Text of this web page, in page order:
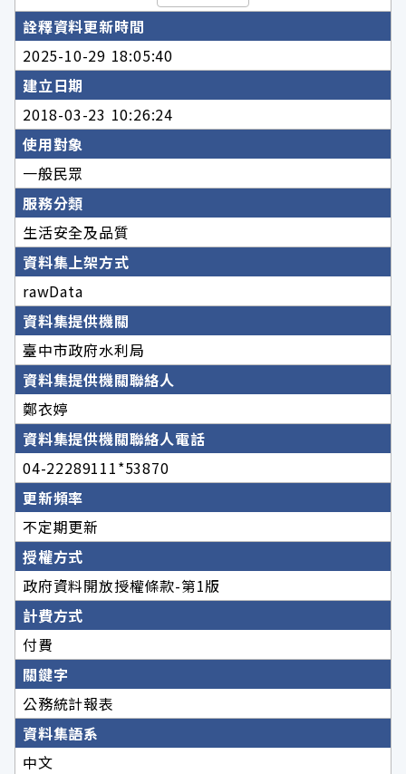
詮釋資料更新時間
2025-10-29 18:05:40
建立日期
2018-03-23 10:26:24
使用對象
一般民眾
服務分類
生活安全及品質
資料集上架方式
rawData
資料集提供機關
臺中市政府水利局
資料集提供機關聯絡人
鄭衣婷
資料集提供機關聯絡人電話
04-22289111*53870
更新頻率
不定期更新
授權方式
政府資料開放授權條款-第1版
計費方式
付費
關鍵字
公務統計報表
資料集語系
中文